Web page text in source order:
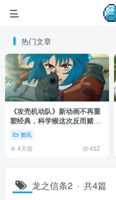
热门文章
《攻壳机动队》新动画不再重
塑经典，科学猴这次反而赌对
了！资讯
4天前 452
龙之信条2 共4篇